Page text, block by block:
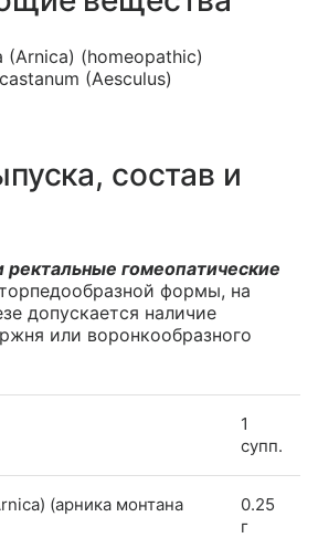
(Arnica) (homeopathic)
(Aesculus)
состав и
ректальные гомеопатические
формы, на
допускается наличие
или воронкообразного
1
супп.
(арника монтана
0.25
г